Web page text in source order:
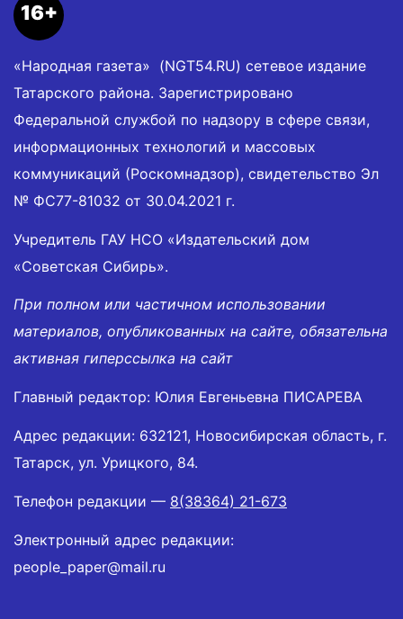
16+
«Народная газета» (NGT54.RU) сетевое издание
Татарского района. Зарегистрировано
Федеральной службой по надзору в сфере связи,
информационных технологий и массовых
коммуникаций (Роскомнадзор), свидетельство Эл
№ ФС77-81032 от 30.04.2021 г.
Учредитель ГАУ НСО «Издательский дом
«Советская Сибирь».
При полном или частичном использовании
материалов, опубликованных на сайте, обязательна
активная гиперссылка на сайт
Главный редактор: Юлия Евгеньевна ПИСАРЕВА
Адрес редакции: 632121, Новосибирская область, г.
Татарск, ул. Урицкого, 84.
Телефон редакции — 8(38364) 21-673
Электронный адрес редакции:
people_paper@mail.ru